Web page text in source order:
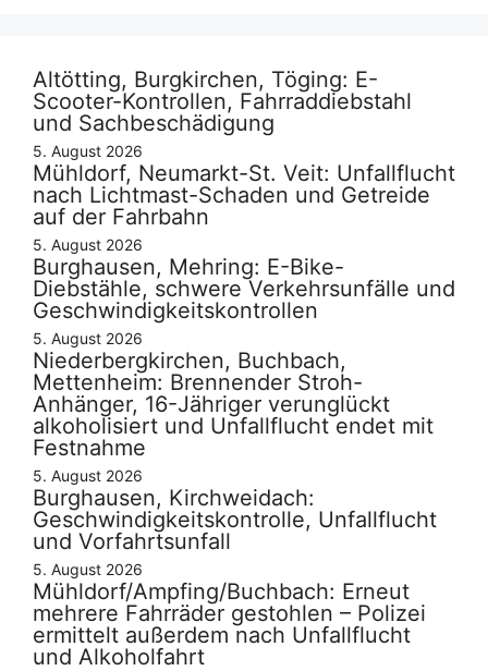
Altötting, Burgkirchen, Töging: E-
Scooter-Kontrollen, Fahrraddiebstahl
und Sachbeschädigung
5. August 2026
Mühldorf, Neumarkt-St. Veit: Unfallflucht
nach Lichtmast-Schaden und Getreide
auf der Fahrbahn
5. August 2026
Burghausen, Mehring: E-Bike-
Diebstähle, schwere Verkehrsunfälle und
Geschwindigkeitskontrollen
5. August 2026
Niederbergkirchen, Buchbach,
Mettenheim: Brennender Stroh-
Anhänger, 16-Jähriger verunglückt
alkoholisiert und Unfallflucht endet mit
Festnahme
5. August 2026
Burghausen, Kirchweidach:
Geschwindigkeitskontrolle, Unfallflucht
und Vorfahrtsunfall
5. August 2026
Mühldorf/Ampfing/Buchbach: Erneut
mehrere Fahrräder gestohlen – Polizei
ermittelt außerdem nach Unfallflucht
und Alkoholfahrt